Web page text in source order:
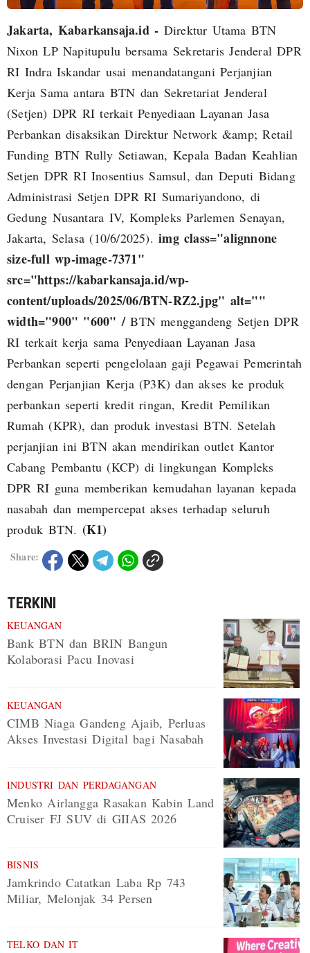
Jakarta, Kabarkansaja.id - Direktur Utama BTN
Nixon LP Napitupulu bersama Sekretaris Jenderal DPR
RI Indra Iskandar usai menandatangani Perjanjian
Kerja Sama antara BTN dan Sekretariat Jenderal
(Setjen) DPR RI terkait Penyediaan Layanan Jasa
Perbankan disaksikan Direktur Network &amp; Retail
Funding BTN Rully Setiawan, Kepala Badan Keahlian
Setjen DPR RI Inosentius Samsul, dan Deputi Bidang
Administrasi Setjen DPR RI Sumariyandono, di
Gedung Nusantara IV, Kompleks Parlemen Senayan,
Jakarta, Selasa (10/6/2025).img class="alignnone
size-full wp-image-7371"
src="https://kabarkansaja.id/wp-
content/uploads/2025/06/BTN-RZ2.jpg" alt=""
width="900" "600" /BTN menggandeng Setjen DPR
RI terkait kerja sama Penyediaan Layanan Jasa
Perbankan seperti pengelolaan gaji Pegawai Pemerintah
dengan Perjanjian Kerja (P3K) dan akses ke produk
perbankan seperti kredit ringan, Kredit Pemilikan
Rumah (KPR), dan produk investasi BTN. Setelah
perjanjian ini BTN akan mendirikan outlet Kantor
Cabang Pembantu (KCP) di lingkungan Kompleks
DPR RI guna memberikan kemudahan layanan kepada
nasabah dan mempercepat akses terhadap seluruh
produk BTN. (K1)
Share:
TERKINI
KEUANGAN
Bank BTN dan BRIN Bangun
Kolaborasi Pacu Inovasi
KEUANGAN
CIMB Niaga Gandeng Ajaib, Perluas
Akses Investasi Digital bagi Nasabah
INDUSTRI DAN PERDAGANGAN
Menko Airlangga Rasakan Kabin Land
Cruiser FJ SUV di GIIAS 2026
BISNIS
Jamkrindo Catatkan Laba Rp 743
Miliar, Melonjak 34 Persen
TELKO DAN IT